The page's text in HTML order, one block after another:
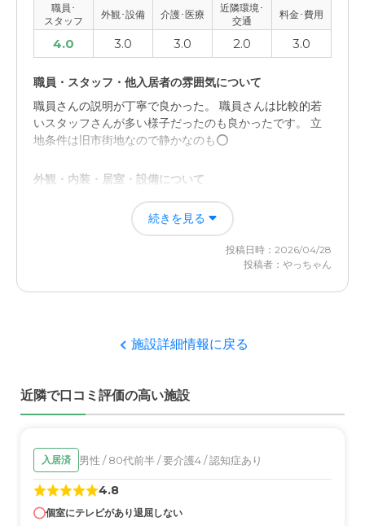
職員･
スタッフ
外観･設備 介護･医療
近隣環境･
交通
料金･費用
4.0 3.0 3.0 2.0 3.0
職員・スタッフ・他入居者の雰囲気について
職員さんの説明が丁寧で良かった。 職員さんは比較的若
いスタッフさんが多い様子だったのも良かったです。 立
地条件は旧市街地なので静かなのも⭕️
外観・内装・居室・設備について
通路が全体的に照明が暗い感じがしました。 あと駐車場
が少なくわかりにくかったのが残念でした。 高齢者が多
続きを見る
投稿日時：2026/04/28
投稿者：やっちゃん
施設詳細情報に戻る
近隣で口コミ評価の高い施設
入居済 男性 / 80代前半 / 要介護4 / 認知症あり
4.8
個室にテレビがあり退屈しない